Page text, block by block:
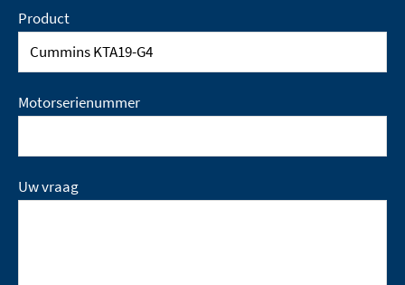
Product
Motorserienummer
Uw vraag